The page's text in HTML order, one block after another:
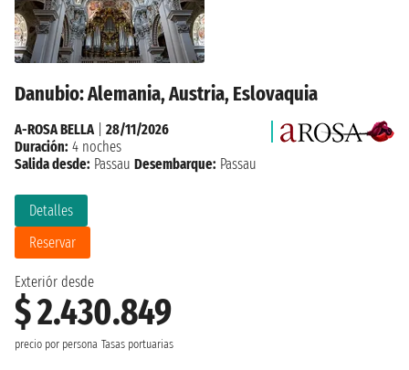
Danubio: Alemania, Austria, Eslovaquia
Exteriór desde
$ 2.430.849
precio por persona Tasas portuarias
Detalles
Reservar
A-ROSA BELLA| 28/11/2026
Duración: 4 noches
Salida desde: Passau Desembarque: Passau